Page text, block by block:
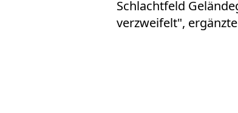
Schlachtfeld
verzweifelt",